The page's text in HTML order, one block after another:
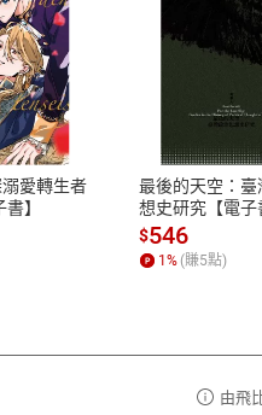
客服資訊
間：週一到週五 10:00-12:00
17:00 (國定假日及例假日休
電話：0080-1857077
愛轉生者
】
最後的天空：臺
想史研究【電子
$546
1% (賺5點)
由飛